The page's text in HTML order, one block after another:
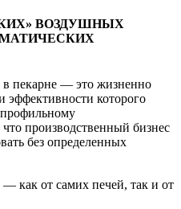
ВОЗДУШНЫХ
в пекарне — это жизненно
которого
профильному
производственный бизнес
без определенных
как от самих печей, так и от